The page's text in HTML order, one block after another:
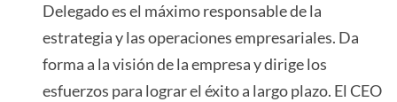
Delegado es el máximo responsable de la
estrategia y las operaciones empresariales. Da
forma a la visión de la empresa y dirige los
esfuerzos para lograr el éxito a largo plazo. El CEO